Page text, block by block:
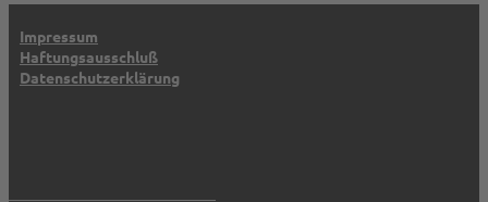
Impressum
Haftungsausschluß
Datenschutz­erklärung